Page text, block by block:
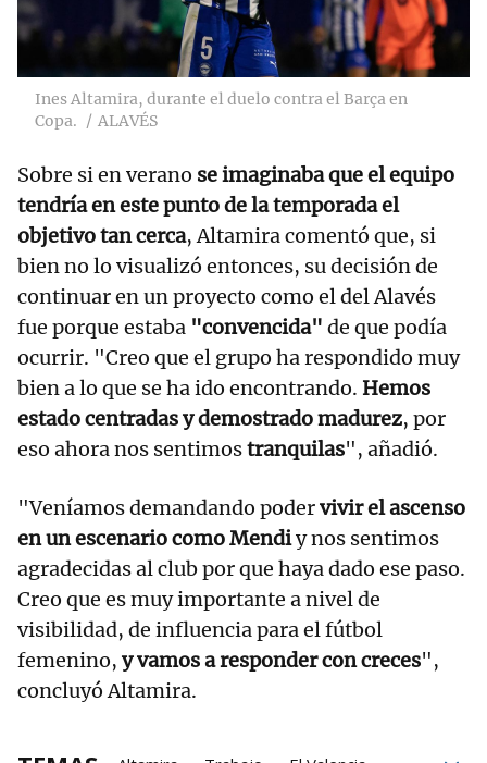
Ines Altamira, durante el duelo contra el Barça en
Copa.
ALAVÉS
Sobre si en verano se imaginaba que el equipo
tendría en este punto de la temporada el
objetivo tan cerca, Altamira comentó que, si
bien no lo visualizó entonces, su decisión de
continuar en un proyecto como el del Alavés
fue porque estaba "convencida" de que podía
ocurrir. "Creo que el grupo ha respondido muy
bien a lo que se ha ido encontrando. Hemos
estado centradas y demostrado madurez, por
eso ahora nos sentimostranquilas", añadió.
"Veníamos demandando podervivir el ascenso
en un escenario como Mendiy nos sentimos
agradecidas al club por que haya dado ese paso.
Creo que es muy importante a nivel de
visibilidad, de influencia para el fútbol
femenino, y vamos a responder con creces",
concluyó Altamira.